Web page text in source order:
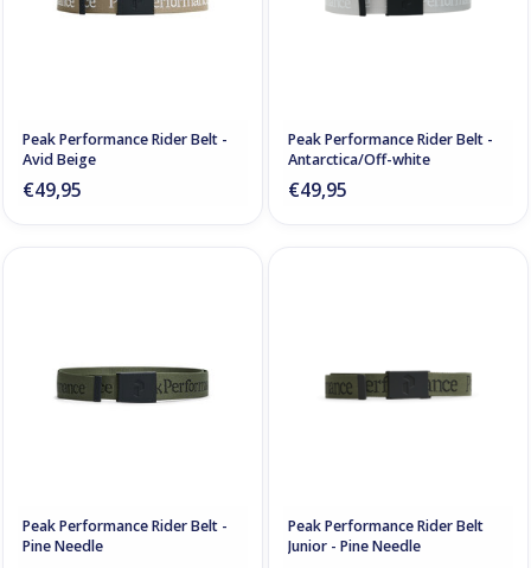
Peak Performance Rider Belt -
Avid Beige
€49,95
Peak Performance Rider Belt -
Antarctica/Off-white
€49,95
Peak Performance Rider Belt -
Pine Needle
Peak Performance Rider Belt
Junior - Pine Needle